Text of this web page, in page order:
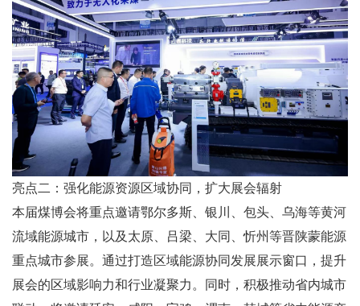
亮点二：强化能源资源区域协同，扩大展会辐射
本届煤博会将重点邀请鄂尔多斯、银川、包头、乌海等黄河
流域能源城市，以及太原、吕梁、大同、忻州等晋陕蒙能源
重点城市参展。通过打造区域能源协同发展展示窗口，提升
展会的区域影响力和行业凝聚力。同时，积极推动省内城市